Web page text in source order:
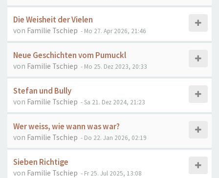
Die Weisheit der Vielen
von Familie Tschiep - Mo 27. Apr 2026, 21:46
Neue Geschichten vom Pumuckl
von Familie Tschiep - Mo 25. Dez 2023, 20:33
Stefan und Bully
von Familie Tschiep - Sa 21. Dez 2024, 21:23
Wer weiss, wie wann was war?
von Familie Tschiep - Do 22. Jan 2026, 02:19
Sieben Richtige
von Familie Tschiep - Fr 25. Jul 2025, 13:08